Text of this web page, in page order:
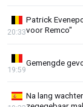
Patrick
voor Remco"
20:33
Gemengde
19:59
Na lang